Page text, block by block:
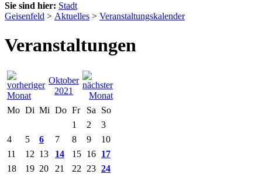
Sie sind hier: Stadt
Geisenfeld > Aktuelles > Veranstaltungskalender
Veranstaltungen
Oktober
2021
Mo Di Mi Do Fr Sa
So
1
2
3
4
5 6 7 8 9
10
11
12 13 14 15 16 17
18
19 20 21 22 23 24